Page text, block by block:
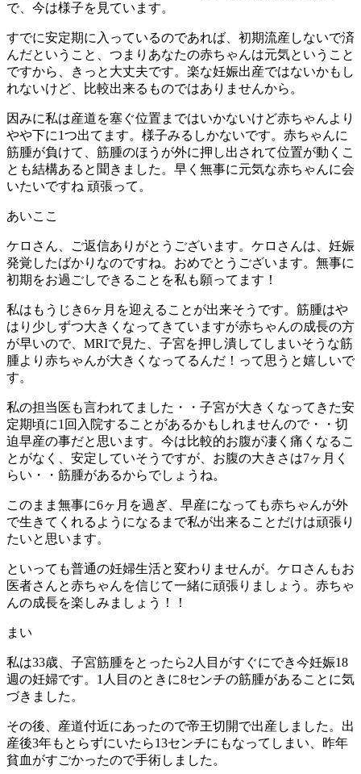
で、今は様子を見ています。
すでに安定期に入っているのであれば、初期流産しないで済
んだということ、つまりあなたの赤ちゃんは元気ということ
ですから、きっと大丈夫です。楽な妊娠出産ではないかもし
れないけど、比較出来るものではありませんから。
因みに私は産道を塞ぐ位置まではいかないけど赤ちゃんより
やや下に1つ出てます。様子みるしかないです。赤ちゃんに
筋腫が負けて、筋腫のほうが外に押し出されて位置が動くこ
とも結構あると聞きました。早く無事に元気な赤ちゃんに会
いたいですね 頑張って。
あいここ
ケロさん、ご返信ありがとうございます。ケロさんは、妊娠
発覚したばかりなのですね。おめでとうございます。無事に
初期をお過ごしできることを私も願ってます！
私はもうじき6ヶ月を迎えることが出来そうです。筋腫はや
はり少しずつ大きくなってきていますが赤ちゃんの成長の方
が早いので、MRIで見た、子宮を押し潰してしまいそうな筋
腫より赤ちゃんが大きくなってるんだ！って思うと嬉しいで
す。
私の担当医も言われてました・・子宮が大きくなってきた安
定期頃に1回入院することがあるかもしれませんので・・切
迫早産の事だと思います。今は比較的お腹が凄く痛くなるこ
とがなく、安定していそうですが、お腹の大きさは7ヶ月く
らい・・筋腫があるからでしょうね。
このまま無事に6ヶ月を過ぎ、早産になっても赤ちゃんが外
で生きてくれるようになるまで私が出来ることだけは頑張り
たいと思います。
といっても普通の妊婦生活と変わりませんが。ケロさんもお
医者さんと赤ちゃんを信じて一緒に頑張りましょう。赤ちゃ
んの成長を楽しみましょう！！
まい
私は33歳、子宮筋腫をとったら2人目がすぐにでき今妊娠18
週の妊婦です。1人目のときに8センチの筋腫があることに気
づきました。
その後、産道付近にあったので帝王切開で出産しました。出
産後3年もとらずにいたら13センチにもなってしまい、昨年
貧血がすごかったので手術しました。